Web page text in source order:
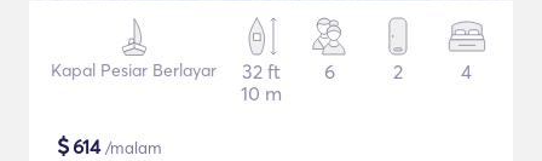
Kapal Pesiar Berlayar
32 ft
10 m
6 2 4
$614/malam